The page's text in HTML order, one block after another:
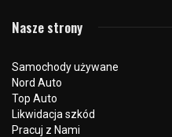
Nasze strony
Samochody używane
Nord Auto
Top Auto
Likwidacja szkód
Pracuj z Nami